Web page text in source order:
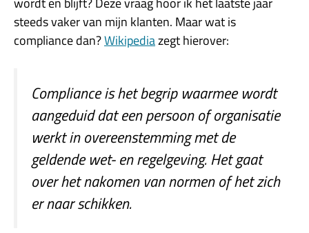
steeds vaker van mijn klanten. Maar wat is
compliance dan?Wikipediazegt hierover:
Compliance is het begrip waarmee wordt
aangeduid dat een persoon of organisatie
werkt in overeenstemming met de
geldende wet- en regelgeving. Het gaat
over het nakomen van normen of het zich
er naar schikken.